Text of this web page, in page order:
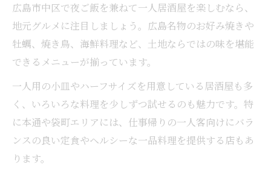
広島市中区で夜ご飯を兼ねて一人居酒屋を楽しむなら、
地元グルメに注目しましょう。広島名物のお好み焼きや
牡蠣、焼き鳥、海鮮料理など、土地ならではの味を堪能
できるメニューが揃っています。
一人用の小皿やハーフサイズを用意している居酒屋も多
く、いろいろな料理を少しずつ試せるのも魅力です。特
に本通や袋町エリアには、仕事帰りの一人客向けにバラ
ンスの良い定食やヘルシーな一品料理を提供する店もあ
ります。